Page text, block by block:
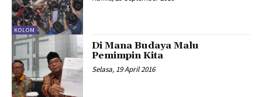
KOLOM
Di Mana Budaya Malu
Pemimpin Kita
Selasa, 19 April 2016